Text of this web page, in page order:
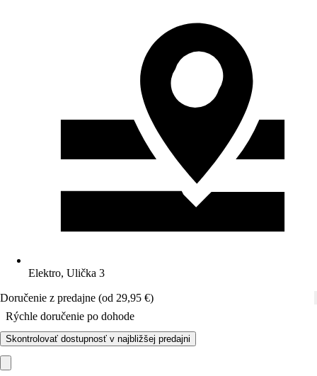
Elektro, Ulička 3
Doručenie z predajne (od 29,95 €)
Rýchle doručenie po dohode
Skontrolovať dostupnosť v najbližšej predajni